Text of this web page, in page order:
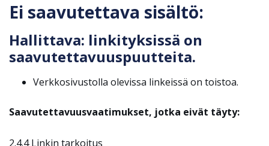
Ei saavutettava sisältö:
Hallittava: linkityksissä on
saavutettavuuspuutteita.
Verkkosivustolla olevissa linkeissä on toistoa.
Saavutettavuusvaatimukset, jotka eivät täyty:
2.4.4 Linkin tarkoitus